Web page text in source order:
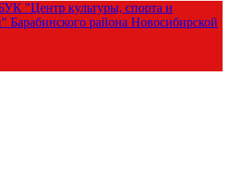
"Центр культуры, спорта и
Барабинского района Новосибирской